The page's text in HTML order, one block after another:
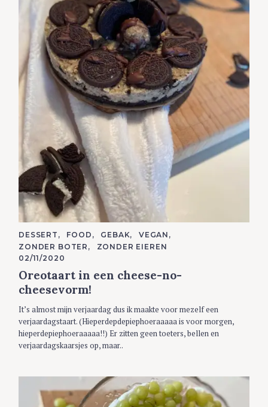
C
A
T
E
O
R
I
S
DESSERT FOOD GEBAK
VEGAN
ZONDER BOTER
ZONDER EIEREN
02/11/2020
Oreotaart in een cheese-no-
cheesevorm!
It’s almost mijn verjaardag dus ik maakte voor mezelf een
verjaardagstaart. (Hieperdepdepiephoeraaaaa is voor morgen,
hieperdepiephoeraaaaa!!) Er zitten geen toeters, bellen en
verjaardagskaarsjes op, maar..